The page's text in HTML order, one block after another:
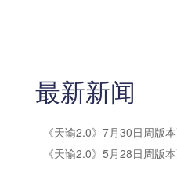
最新新闻